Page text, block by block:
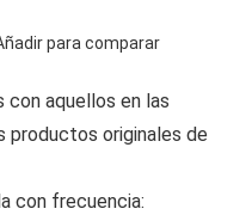
para comparar
aquellos en las
productos originales de
con frecuencia: